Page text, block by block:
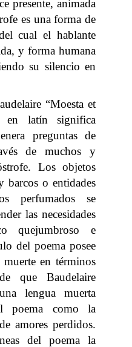
presente, animada
es una forma de
cual el hablante
y forma humana
su silencio en
“Moesta et
en latín significa
preguntas de
de muchos y
Los objetos
barcos o entidades
perfumados se
las necesidades
e
del poema posee
en términos
que Baudelaire
lengua muerta
poema como la
amores perdidos.
del poema la